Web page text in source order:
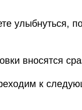
улыбнуться,
вносятся
к